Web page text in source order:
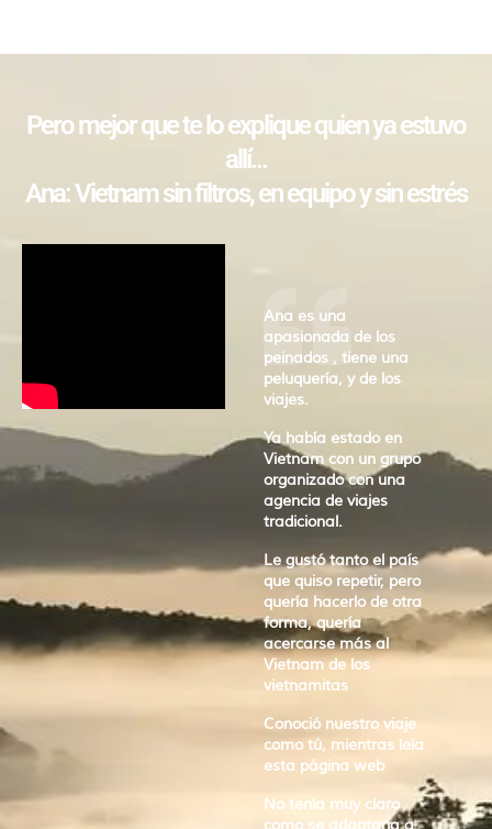
Pero mejor que te lo explique quien ya estuvo
allí...
Ana: Vietnam sin filtros, en equipo y sin estrés
Ana es una
apasionada de los
peinados , tiene una
peluquería, y de los
viajes.
Ya había estado en
Vietnam con un grupo
organizado con una
agencia de viajes
tradicional.
Le gustó tanto el país
que quiso repetir, pero
quería hacerlo de otra
forma, quería
acercarse más al
Vietnam de los
vietnamitas
Conoció nuestro viaje
como tú, mientras leía
esta página web
No tenía muy claro
como se adaptaría a